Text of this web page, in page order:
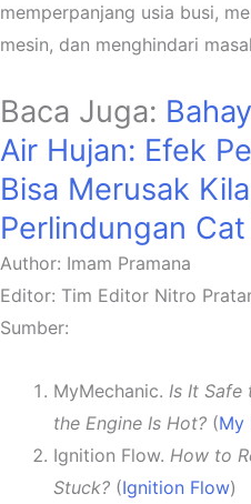
memperpanjang usia busi,
mesin, dan menghindari
Baca Juga:
Air Hujan: Efek
Bisa Merusak
Perlindungan
Author: Imam Pramana
Editor: Tim Editor Nitro
Sumber:
MyMechanic. Is It Safe
the Engine Is Hot? (My
Ignition Flow. How to
Stuck? (Ignition Flow)